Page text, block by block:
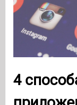
4